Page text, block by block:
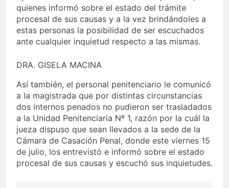
quienes informó sobre el estado del trámite
procesal de sus causas y a la vez brindándoles a
estas personas la posibilidad de ser escuchados
ante cualquier inquietud respecto a las mismas.
DRA. GISELA MACINA
Así también, el personal penitenciario le comunicó
a la magistrada que por distintas circunstancias
dos internos penados no pudieron ser trasladados
a la Unidad Penitenciaria Nº 1, razón por la cuál la
jueza dispuso que sean llevados a la sede de la
Cámara de Casación Penal, donde este viernes 15
de julio, los entrevistó e informó sobre el estado
procesal de sus causas y escuchó sus inquietudes.